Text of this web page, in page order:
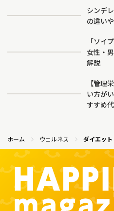
シンデ
の違い
「ソイ
女性・
解説
【管理
い方が
すすめ
ホーム ウェルネス ダイエット